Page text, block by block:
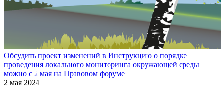
Обсудить проект изменений в Инструкцию о порядке
проведения локального мониторинга окружающей среды
можно с 2 мая на Правовом форуме
2 мая 2024